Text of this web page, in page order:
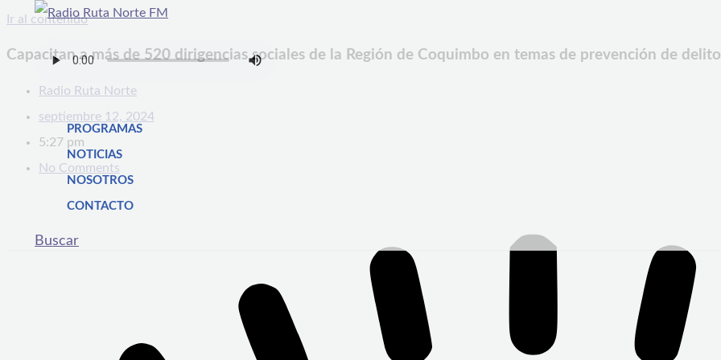
Ir al contenido
PROGRAMAS
NOTICIAS
NOSOTROS
CONTACTO
Buscar
Capacitan a más de 520 dirigencias sociales de la Región de Coquimbo en temas de prevención de
Radio Ruta Norte
septiembre 12, 2024
5:27 pm
No Comments